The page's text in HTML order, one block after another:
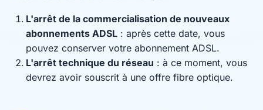
L'arrêt de la commercialisation de nouveaux
abonnements ADSL : après cette date, vous
pouvez conserver votre abonnement ADSL.
L'arrêt technique du réseau : à ce moment, vous
devrez avoir souscrit à une offre fibre optique.